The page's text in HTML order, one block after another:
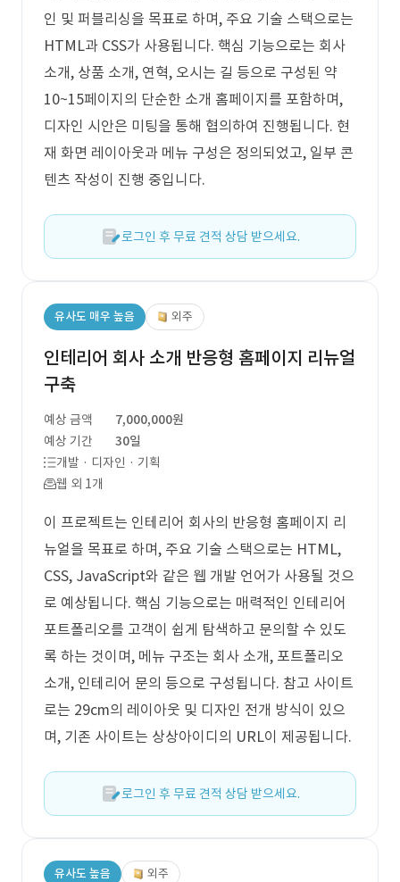
인 및 퍼블리싱을 목표로 하며, 주요 기술 스택으로는
HTML과 CSS가 사용됩니다. 핵심 기능으로는 회사
소개, 상품 소개, 연혁, 오시는 길 등으로 구성된 약
10~15페이지의 단순한 소개 홈페이지를 포함하며,
디자인 시안은 미팅을 통해 협의하여 진행됩니다. 현
재 화면 레이아웃과 메뉴 구성은 정의되었고, 일부 콘
텐츠 작성이 진행 중입니다.
로그인 후 무료 견적 상담 받으세요.
유사도 매우 높음 외주
인테리어 회사 소개 반응형 홈페이지 리뉴얼
구축
예상 금액
7,000,000원
예상 기간
30일
개발 · 디자인 · 기획
웹 외 1개
이 프로젝트는 인테리어 회사의 반응형 홈페이지 리
뉴얼을 목표로 하며, 주요 기술 스택으로는 HTML,
CSS, JavaScript와 같은 웹 개발 언어가 사용될 것으
로 예상됩니다. 핵심 기능으로는 매력적인 인테리어
포트폴리오를 고객이 쉽게 탐색하고 문의할 수 있도
록 하는 것이며, 메뉴 구조는 회사 소개, 포트폴리오
소개, 인테리어 문의 등으로 구성됩니다. 참고 사이트
로는 29cm의 레이아웃 및 디자인 전개 방식이 있으
며, 기존 사이트는 상상아이디의 URL이 제공됩니다.
로그인 후 무료 견적 상담 받으세요.
유사도 높음 외주